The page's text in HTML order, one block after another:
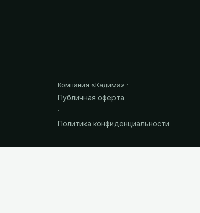
Компания «Кадима» ·
Публичная оферта
·
Политика конфиденциальности